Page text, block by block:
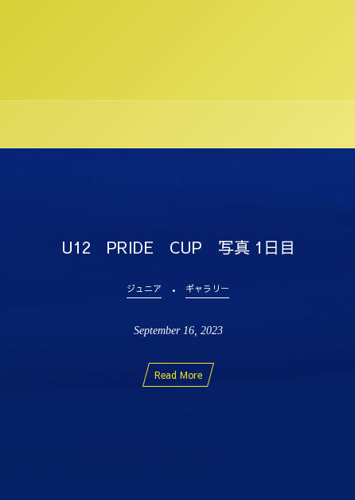
U12 PRIDE CUP 写真 1日目
ジュニア ギャラリー
September 16, 2023
Read More